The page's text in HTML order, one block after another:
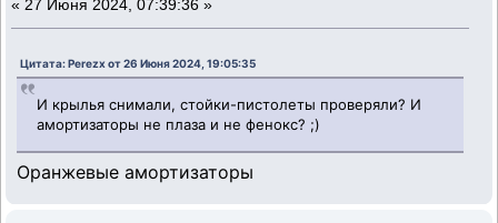
« 27 Июня 2024, 07:39:36 »
Цитата: Perezx от 26 Июня 2024, 19:05:35
И крылья снимали, стойки-пистолеты проверяли? И
амортизаторы не плаза и не фенокс? ;)
Оранжевые амортизаторы